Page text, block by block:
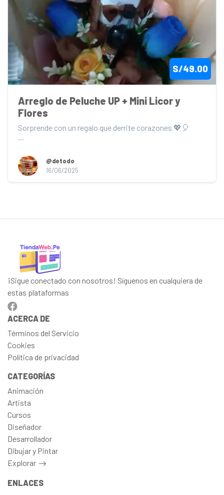
S/49.00
Arreglo de Peluche UP + Mini Licor y
Flores
Sorprende con un regalo que derrite corazones 💖🎈
@detodo
16/06/2025
¡Sigue conectado con nosotros! Síguenos en cualquiera de
estas plataformas
ACERCA DE
Términos del Servicio
Cookies
Política de privacidad
CATEGORÍAS
Animación
Artista
Cursos
Diseñador
Desarrollador
Dibujar y Pintar
Explorar
ENLACES